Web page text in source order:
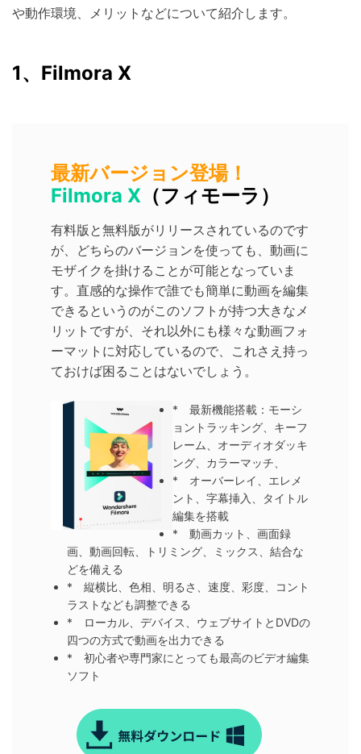
や動作環境、メリットなどについて紹介します。
1、Filmora X
最新バージョン登場！
Filmora X （フィモーラ）
有料版と無料版がリリースされているのです
が、どちらのバージョンを使っても、動画に
モザイクを掛けることが可能となっていま
す。直感的な操作で誰でも簡単に動画を編集
できるというのがこのソフトが持つ大きなメ
リットですが、それ以外にも様々な動画フォ
ーマットに対応しているので、これさえ持っ
ておけば困ることはないでしょう。
* 最新機能搭載：モーシ
ョントラッキング、キーフ
レーム、オーディオダッキ
ング、カラーマッチ、
* オーバーレイ、エレメ
ント、字幕挿入、タイトル
編集を搭載
* 動画カット、画面録
画、動画回転、トリミング、ミックス、結合な
どを備える
* 縦横比、色相、明るさ、速度、彩度、コント
ラストなども調整できる
* ローカル、デバイス、ウェブサイトとDVDの
四つの方式で動画を出力できる
* 初心者や専門家にとっても最高のビデオ編集
ソフト